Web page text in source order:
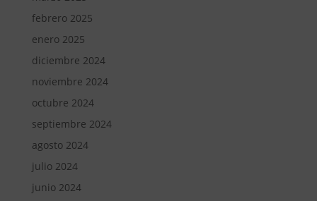
febrero 2025
enero 2025
diciembre 2024
noviembre 2024
octubre 2024
septiembre 2024
agosto 2024
julio 2024
junio 2024